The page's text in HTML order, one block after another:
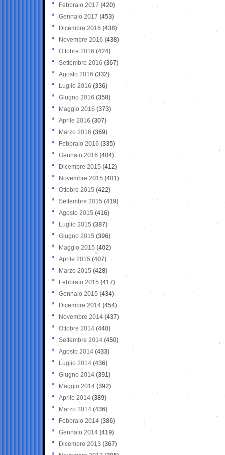
Febbraio 2017 (420)
Gennaio 2017 (453)
Dicembre 2016 (438)
Novembre 2016 (438)
Ottobre 2016 (424)
Settembre 2016 (367)
Agosto 2016 (332)
Luglio 2016 (336)
Giugno 2016 (358)
Maggio 2016 (373)
Aprile 2016 (307)
Marzo 2016 (369)
Febbraio 2016 (335)
Gennaio 2016 (404)
Dicembre 2015 (412)
Novembre 2015 (401)
Ottobre 2015 (422)
Settembre 2015 (419)
Agosto 2015 (416)
Luglio 2015 (387)
Giugno 2015 (396)
Maggio 2015 (402)
Aprile 2015 (407)
Marzo 2015 (428)
Febbraio 2015 (417)
Gennaio 2015 (434)
Dicembre 2014 (454)
Novembre 2014 (437)
Ottobre 2014 (440)
Settembre 2014 (450)
Agosto 2014 (433)
Luglio 2014 (436)
Giugno 2014 (391)
Maggio 2014 (392)
Aprile 2014 (389)
Marzo 2014 (436)
Febbraio 2014 (386)
Gennaio 2014 (419)
Dicembre 2013 (367)